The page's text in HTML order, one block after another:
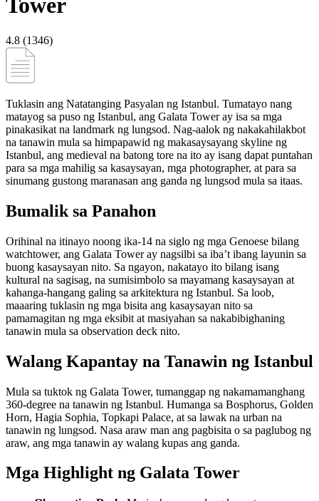
Tower
4.8 (1346)
Tuklasin ang Natatanging Pasyalan ng Istanbul. Tumatayo nang
matayog sa puso ng Istanbul, ang Galata Tower ay isa sa mga
pinakasikat na landmark ng lungsod. Nag-aalok ng nakakahilakbot
na tanawin mula sa himpapawid ng makasaysayang skyline ng
Istanbul, ang medieval na batong tore na ito ay isang dapat puntahan
para sa mga mahilig sa kasaysayan, mga photographer, at para sa
sinumang gustong maranasan ang ganda ng lungsod mula sa itaas.
Bumalik sa Panahon
Orihinal na itinayo noong ika-14 na siglo ng mga Genoese bilang
watchtower, ang Galata Tower ay nagsilbi sa iba’t ibang layunin sa
buong kasaysayan nito. Sa ngayon, nakatayo ito bilang isang
kultural na sagisag, na sumisimbolo sa mayamang kasaysayan at
kahanga-hangang galing sa arkitektura ng Istanbul. Sa loob,
maaaring tuklasin ng mga bisita ang kasaysayan nito sa
pamamagitan ng mga eksibit at masiyahan sa nakabibighaning
tanawin mula sa observation deck nito.
Walang Kapantay na Tanawin ng Istanbul
Mula sa tuktok ng Galata Tower, tumanggap ng nakamamanghang
360-degree na tanawin ng Istanbul. Humanga sa Bosphorus, Golden
Horn, Hagia Sophia, Topkapi Palace, at sa lawak na urban na
tanawin ng lungsod. Nasa araw man ang pagbisita o sa paglubog ng
araw, ang mga tanawin ay walang kupas ang ganda.
Mga Highlight ng Galata Tower